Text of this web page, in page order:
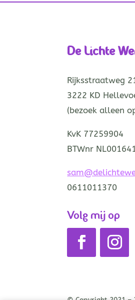
De Lichte
Rijksstraatweg
3222 KD
(bezoek alleen
KvK 77259904
BTWnr
0611011370
Volg mij op